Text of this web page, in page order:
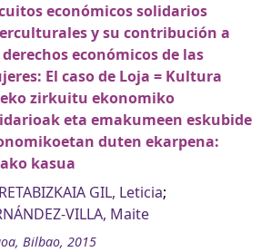
económicos solidarios
y su contribución a
económicos de las
El caso de Loja = Kultura
zirkuitu ekonomiko
eta emakumeen eskubide
duten ekarpena:
kasua
GIL, Leticia;
VILLA, Maite
Bilbao, 2015